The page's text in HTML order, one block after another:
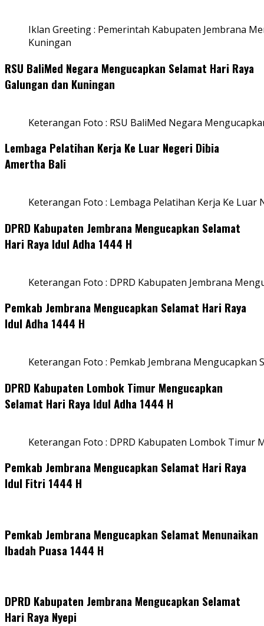
Iklan Greeting : Pemerintah Kabupaten Jembrana
Kuningan
RSU BaliMed Negara Mengucapkan Selamat Hari Raya
Galungan dan Kuningan
Keterangan Foto : RSU BaliMed Negara
Lembaga Pelatihan Kerja Ke Luar Negeri Dibia
Amertha Bali
Keterangan Foto : Lembaga Pelatihan Kerja Ke Luar
DPRD Kabupaten Jembrana Mengucapkan Selamat
Hari Raya Idul Adha 1444 H
Keterangan Foto : DPRD Kabupaten Jembrana
Pemkab Jembrana Mengucapkan Selamat Hari Raya
Idul Adha 1444 H
Keterangan Foto : Pemkab Jembrana Mengucapkan
DPRD Kabupaten Lombok Timur Mengucapkan
Selamat Hari Raya Idul Adha 1444 H
Keterangan Foto : DPRD Kabupaten Lombok Timur
Pemkab Jembrana Mengucapkan Selamat Hari Raya
Idul Fitri 1444 H
Pemkab Jembrana Mengucapkan Selamat Menunaikan
Ibadah Puasa 1444 H
DPRD Kabupaten Jembrana Mengucapkan Selamat
Hari Raya Nyepi